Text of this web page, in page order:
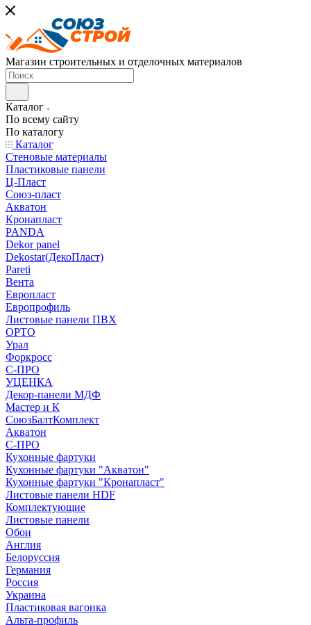
Магазин строительных и отделочных материалов
Каталог
По всему сайту
По каталогу
Каталог
Стеновые материалы
Пластиковые панели
Ц-Пласт
Союз-пласт
Акватон
Кронапласт
PANDA
Dekor panel
Dekostar(ДекоПласт)
Pareti
Вента
Европласт
Европрофиль
Листовые панели ПВХ
ОРТО
Урал
Форкросс
С-ПРО
УЦЕНКА
Декор-панели МДФ
Мастер и К
СоюзБалтКомплект
Акватон
С-ПРО
Кухонные фартуки
Кухонные фартуки "Акватон"
Кухонные фартуки "Кронапласт"
Листовые панели HDF
Комплектующие
Листовые панели
Обои
Англия
Белоруссия
Германия
Россия
Украина
Пластиковая вагонка
Альта-профиль